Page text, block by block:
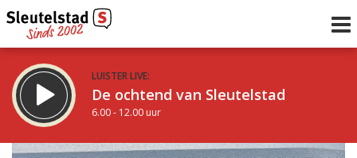
LUISTER LIVE:
De ochtend van Sleutelstad
6.00 - 12.00 uur
STRAKS: